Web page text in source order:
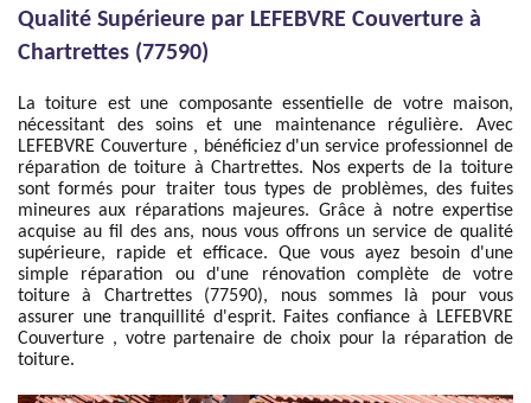
Qualité Supérieure par LEFEBVRE Couverture à
Chartrettes (77590)
La toiture est une composante essentielle de votre maison,
nécessitant des soins et une maintenance régulière. Avec
LEFEBVRE Couverture , bénéficiez d'un service professionnel de
réparation de toiture à Chartrettes. Nos experts de la toiture
sont formés pour traiter tous types de problèmes, des fuites
mineures aux réparations majeures. Grâce à notre expertise
acquise au fil des ans, nous vous offrons un service de qualité
supérieure, rapide et efficace. Que vous ayez besoin d'une
simple réparation ou d'une rénovation complète de votre
toiture à Chartrettes (77590), nous sommes là pour vous
assurer une tranquillité d'esprit. Faites confiance à LEFEBVRE
Couverture , votre partenaire de choix pour la réparation de
toiture.